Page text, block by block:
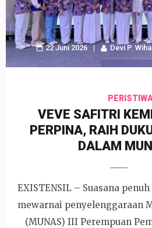
22 Juni 2026 Devi P.
VEVE SAFITRI
PERPINA, RAIH
DALAM
EXISTENSIL – Suasana
mewarnai penyelenggaraan
(MUNAS) III Perempuan